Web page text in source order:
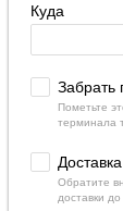
Куда
Забрать
Пометьте
терминала
Обратите
доставки до